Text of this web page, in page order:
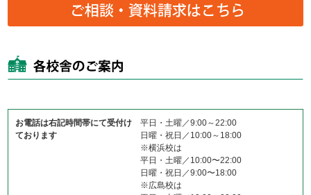
お電話は右記時間帯にて受付け
ております
平日・土曜／9:00～22:00
日曜・祝日／10:00～18:00
※横浜校は
平日・土曜／10:00〜22:00
日曜・祝日／9:00〜18:00
※広島校は